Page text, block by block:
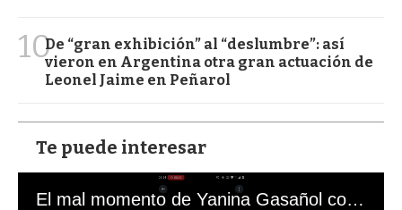
10De “gran exhibición” al “deslumbre”: así
vieron en Argentina otra gran actuación de
Leonel Jaime en Peñarol
Te puede interesar
El mal momento de Yanina Gasañol con un hincha argentino en "Subrayado"